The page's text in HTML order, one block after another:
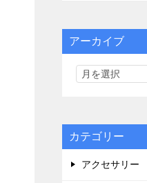
アーカイブ
カテゴリー
アクセサリー